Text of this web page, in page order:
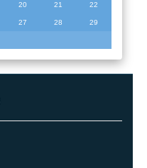
20 21 22
27 28 29